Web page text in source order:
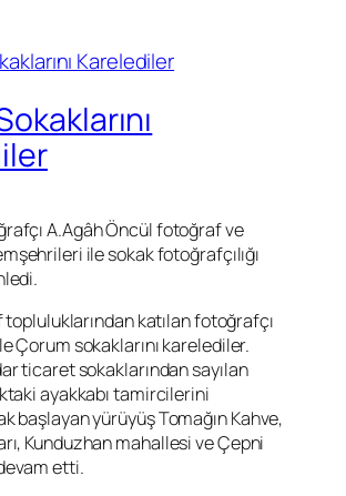
A.Agâh Öncül fotoğraf ve
ile sokak fotoğrafçılığı
topluluklarından katılan fotoğrafçı
Çorum sokaklarını karelediler.
ticaret sokaklarından sayılan
ayakkabı tamircilerini
başlayan yürüyüş Tomağın Kahve,
Kunduzhan mahallesi ve Çepni
etti.